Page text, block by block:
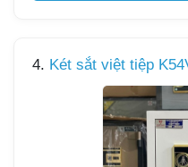
4. Két sắt việt tiệp